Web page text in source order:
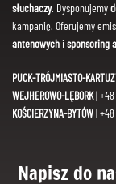
słuchaczy. Dysponujemy
kampanię. Oferujemy
antenowychi sponsoring
PUCK-TRÓJMIASTO-
WEJHEROWO-LĘBORK| +48
KOŚCIERZYNA-BYTÓW|
Napisz do